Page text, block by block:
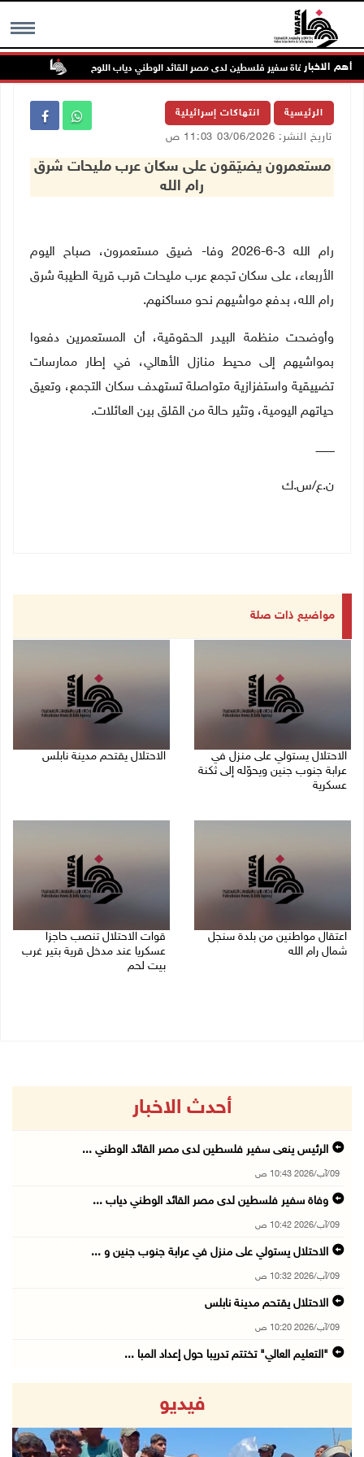
MENU أهم الاخباروفاة سفير فلسطين لدى مصر القائد الوطني دياب اللوح
الرئيسية انتهاكات إسرائيلية
تاريخ النشر: 03/06/2026 11:03 ص
مستعمرون يضيّقون على سكان عرب مليحات شرق
رام الله
رام الله 3-6-2026 وفا- ضيق مستعمرون، صباح اليوم
الأربعاء، على سكان تجمع عرب مليحات قرب قرية الطيبة شرق
رام الله، بدفع مواشيهم نحو مساكنهم.
وأوضحت منظمة البيدر الحقوقية، أن المستعمرين دفعوا
بمواشيهم إلى محيط منازل الأهالي، في إطار ممارسات
تضييقية واستفزازية متواصلة تستهدف سكان التجمع، وتعيق
حياتهم اليومية، وتثير حالة من القلق بين العائلات.
ـــــــــــ
ن.ع/س.ك
مواضيع ذات صلة
الاحتلال يستولي على منزل في
عرابة جنوب جنين ويحوّله إلى ثكنة
عسكرية
الاحتلال يقتحم مدينة نابلس
اعتقال مواطنين من بلدة سنجل
شمال رام الله
قوات الاحتلال تنصب حاجزا
عسكريا عند مدخل قرية بتير غرب
بيت لحم
أحدث الاخبار
الرئيس ينعى سفير فلسطين لدى مصر القائد الوطني ...
09/آب/2026 10:43 ص
وفاة سفير فلسطين لدى مصر القائد الوطني دياب ...
09/آب/2026 10:42 ص
الاحتلال يستولي على منزل في عرابة جنوب جنين و ...
09/آب/2026 10:32 ص
الاحتلال يقتحم مدينة نابلس
09/آب/2026 10:20 ص
"التعليم العالي" تختتم تدريبا حول إعداد المبا ...
وفاة شابة متأثرة بإصابتها جراء حادث سير قرب ج ...
09/آب/2026 10:02 ص
فيديو